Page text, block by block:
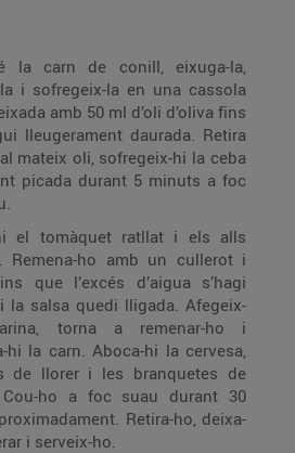
la carn de conill, eixuga-la,
la en una cassola
amb 50 ml d’oli d’oliva fins
oli, sofregeix-hi la ceba
picada durant 5 minuts a foc
el tomàquet ratllat i els alls
ho amb un cullerot i
que l’excés d’aigua s’hagi
Afegeix-
torna a remenar-ho i
hi la carn. Aboca-hi la cervesa,
i les branquetes de
ho a foc suau durant 30
i serveix-ho.